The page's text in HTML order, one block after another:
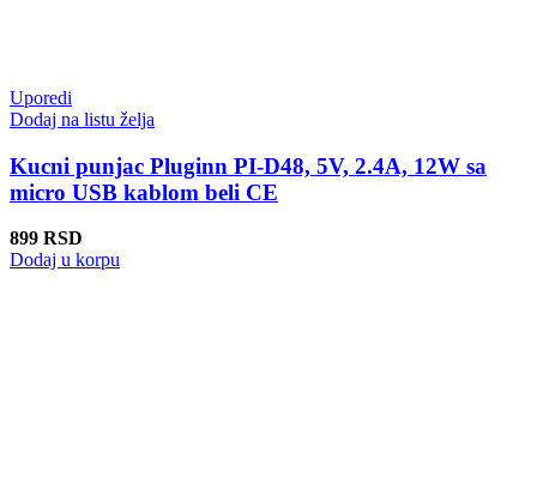
Uporedi
Dodaj na listu želja
Kucni punjac Pluginn PI-D48, 5V, 2.4A, 12W sa
micro USB kablom beli CE
899 RSD
Dodaj u korpu